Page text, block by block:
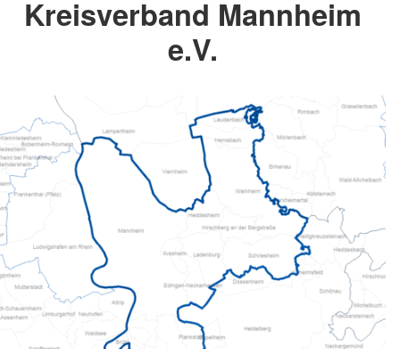
Kreisverband Mannheim
e.V.